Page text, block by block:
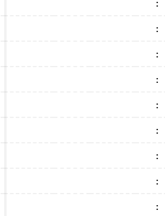
:
:
:
:
:
:
:
:
:
:
:
:
:
:
:
:
:
: